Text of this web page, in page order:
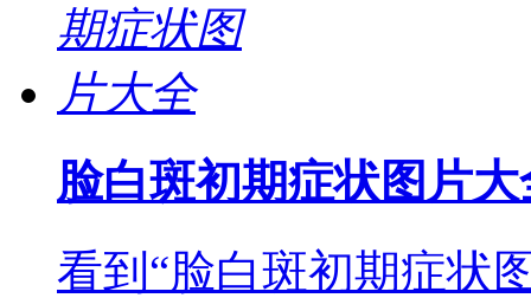
脸白斑初期症状图片大
看到“脸白斑初期症状